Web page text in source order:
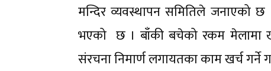
मन्दिर व्यवस्थापन समितिले जनाएको
भएको छ । बाँकी बचेको रकम मेलामा
संरचना निमार्ण लगायतका काम खर्च गर्ने